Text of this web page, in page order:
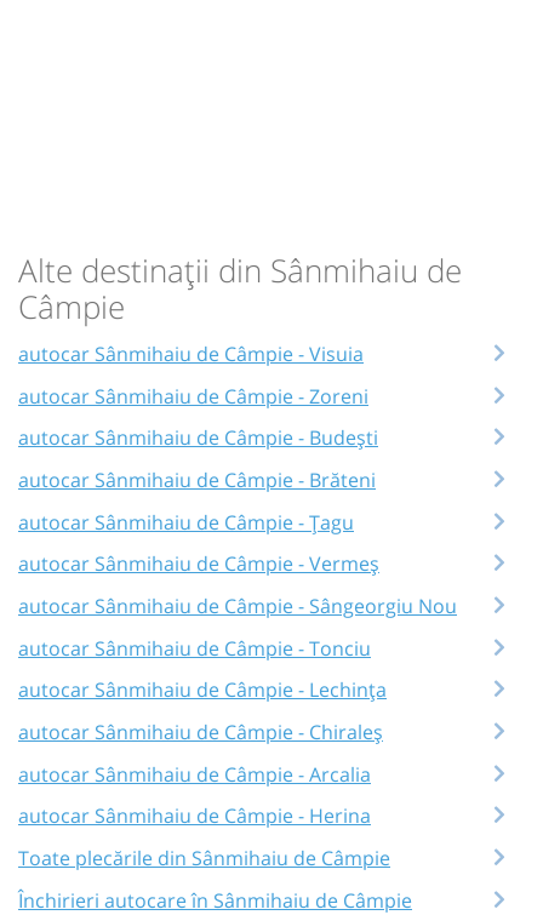
Alte destinații din Sânmihaiu de
Câmpie
autocar Sânmihaiu de Câmpie - Visuia
autocar Sânmihaiu de Câmpie - Zoreni
autocar Sânmihaiu de Câmpie - Budești
autocar Sânmihaiu de Câmpie - Brăteni
autocar Sânmihaiu de Câmpie - Țagu
autocar Sânmihaiu de Câmpie - Vermeș
autocar Sânmihaiu de Câmpie - Sângeorgiu Nou
autocar Sânmihaiu de Câmpie - Tonciu
autocar Sânmihaiu de Câmpie - Lechința
autocar Sânmihaiu de Câmpie - Chiraleș
autocar Sânmihaiu de Câmpie - Arcalia
autocar Sânmihaiu de Câmpie - Herina
Toate plecările din Sânmihaiu de Câmpie
Închirieri autocare în Sânmihaiu de Câmpie